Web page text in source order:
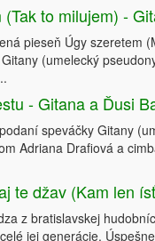
to milujem) -
pieseň Úgy szeretem
(umelecký
- Gitana a Ďusi
speváčky Gitany
Adriana Drafiová a
te džav (Kam len
z bratislavskej
jej generácie.